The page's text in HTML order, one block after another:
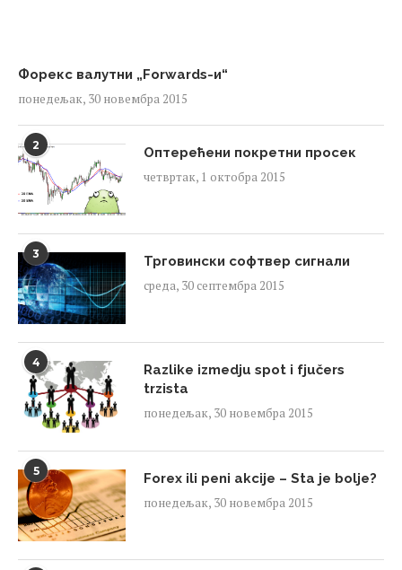
Форекс валутни „Forwards-и“
понедељак, 30 новембра 2015
2
Оптерећени покретни просек
четвртак, 1 октобра 2015
3
Трговински софтвер сигнали
среда, 30 септембра 2015
4
Razlike izmedju spot i fjučers
trzista
понедељак, 30 новембра 2015
5
Forex ili peni akcije – Sta je bolje?
понедељак, 30 новембра 2015